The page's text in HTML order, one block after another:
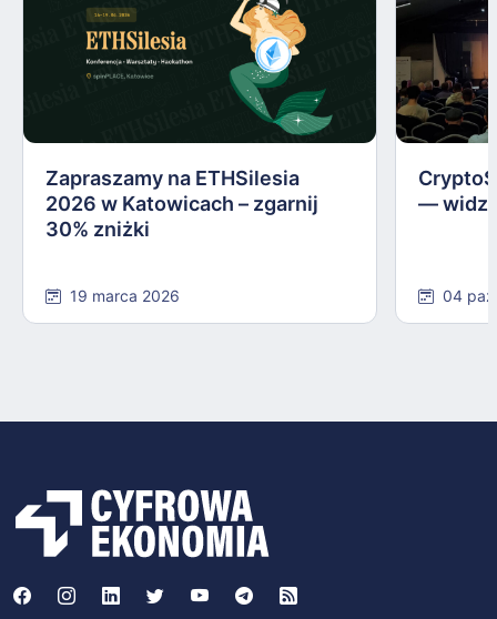
Zapraszamy na ETHSilesia
2026 w Katowicach – zgarnij
30% zniżki
19 marca 2026
—
04